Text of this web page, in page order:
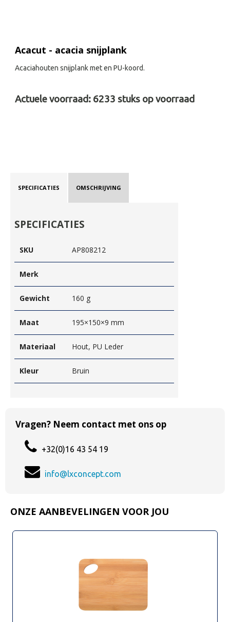
Acacut - acacia snijplank
Acaciahouten snijplank met en PU-koord.
Actuele voorraad: 6233 stuks op voorraad
SPECIFICATIES OMSCHRIJVING
SPECIFICATIES
SKU AP808212
Merk
Gewicht 160 g
Maat 195×150×9 mm
Materiaal Hout, PU Leder
Kleur Bruin
Vragen? Neem contact met ons op
+32(0)16 43 54 19
info@lxconcept.com
ONZE AANBEVELINGEN VOOR JOU